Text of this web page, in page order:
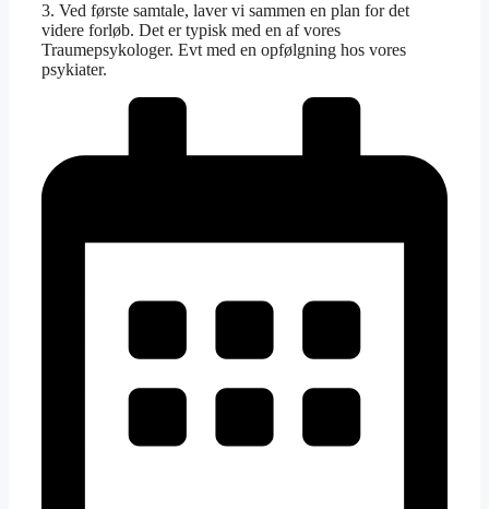
3. Ved første samtale, laver vi sammen en plan for det
videre forløb. Det er typisk med en af vores
Traumepsykologer. Evt med en opfølgning hos vores
psykiater.